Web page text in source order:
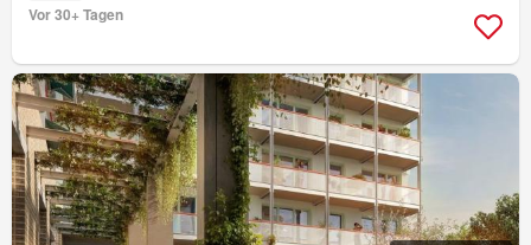
Vor 30+ Tagen